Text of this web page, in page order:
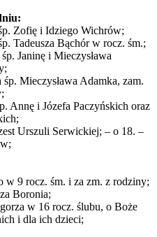
Zofię i Idziego Wichrów;
Tadeusza Bąchór w rocz. śm.;
Janinę i Mieczysława
Mieczysława Adamka, zam.
Annę i Józefa Paczyńskich oraz
Urszuli Serwickiej; – o 18. –
w 9 rocz. śm. i za zm. z rodziny;
Boronia;
w 16 rocz. ślubu, o Boże
i dla ich dzieci;